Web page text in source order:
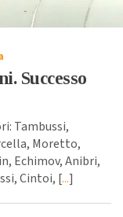
Successo
Tambussi,
Moretto,
Echimov, Anibri,
Cintoi, [...]